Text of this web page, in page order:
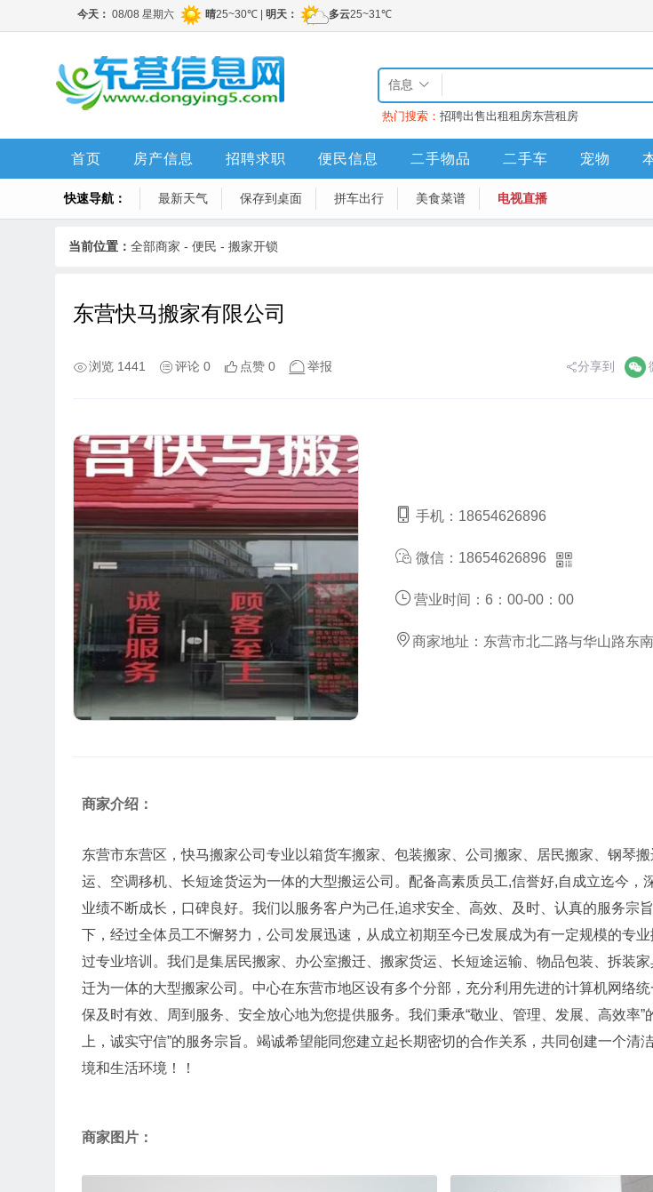
信息
热门搜索： 招聘出售出租租房东营租房
首页 房产信息 招聘求职 便民信息 二手物品 二手车 宠物
快速导航： 最新天气 保存到桌面 拼车出行 美食菜谱 电视直播
当前位置： 全部商家 - 便民 - 搬家开锁
东营快马搬家有限公司
浏览 1441 评论 0 点赞 0 举报 分享到
手机： 18654626896
微信： 18654626896
营业时间： 6：00-00：00
商家地址： 东营市北二路与华山路东
商家介绍：
东营市东营区，快马搬家公司专业以箱货车搬家、包装搬家、公司搬家、居民搬家、钢琴
运、空调移机、长短途货运为一体的大型搬运公司。配备高素质员工,信誉好,自成立迄今，
业绩不断成长，口碑良好。我们以服务客户为己任,追求安全、高效、及时、认真的服务宗
下，经过全体员工不懈努力，公司发展迅速，从成立初期至今已发展成为有一定规模的专
过专业培训。我们是集居民搬家、办公室搬迁、搬家货运、长短途运输、物品包装、拆装
迁为一体的大型搬家公司。中心在东营市地区设有多个分部，充分利用先进的计算机网络
保及时有效、周到服务、安全放心地为您提供服务。我们秉承“敬业、管理、发展、高效率”
上，诚实守信”的服务宗旨。竭诚希望能同您建立起长期密切的合作关系，共同创建一个清
境和生活环境！！
商家图片：